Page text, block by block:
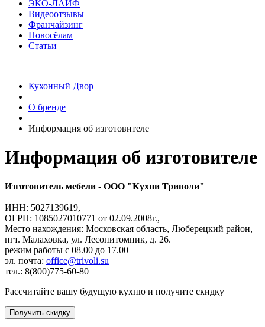
ЭКО-ЛАЙФ
Видеоотзывы
Франчайзинг
Новосёлам
Статьи
Кухонный Двор
О бренде
Информация об изготовителе
Информация об изготовителе
Изготовитель мебели - ООО "Кухни Триволи"
ИНН: 5027139619,
ОГРН: 1085027010771 от 02.09.2008г.,
Место нахождения: Московская область, Люберецкий район,
пгт. Малаховка, ул. Лесопитомник, д. 26.
режим работы с 08.00 до 17.00
эл. почта: office@trivoli.su
тел.: 8(800)775-60-80
Рассчитайте вашу будущую кухню и получите скидку
Получить скидку